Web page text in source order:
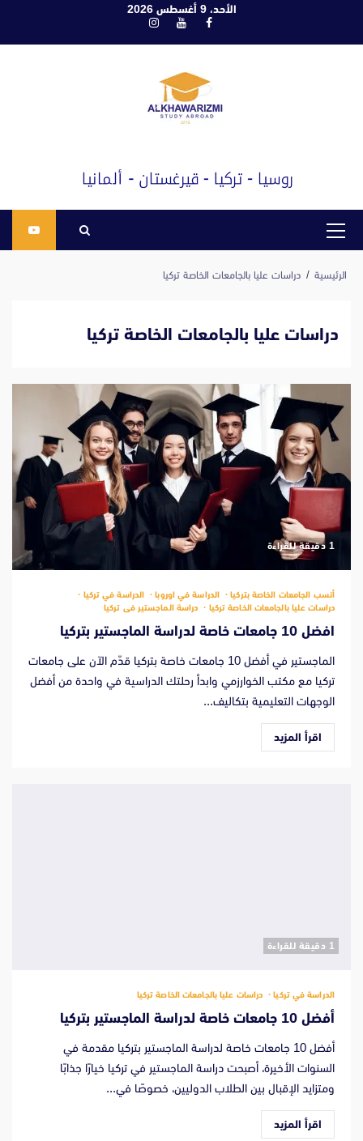
الأحد، 9 أغسطس 2026
فيسبوكيوتيوبانستغرام
القائمة
الرئيسية دراسات عليا بالجامعات الخاصة تركيا
دراسات عليا بالجامعات الخاصة تركيا
‫1 دقيقة للقراءة
أنسب الجامعات الخاصة بتركيا الدراسة في اوروبا
الدراسة في تركيا
دراسات عليا بالجامعات الخاصة تركيا
دراسة الماجستير فى تركيا
افضل 10 جامعات خاصة لدراسة الماجستير بتركيا
الماجستير في أفضل 10 جامعات خاصة بتركيا قدّم الآن على جامعات
تركيا مع مكتب الخوارزمي وابدأ رحلتك الدراسية في واحدة من أفضل
الوجهات التعليمية بتكاليف...
اقرأ المزيد
‫1 دقيقة للقراءة
الدراسة في تركيا دراسات عليا بالجامعات الخاصة تركيا
أفضل 10 جامعات خاصة لدراسة الماجستير بتركيا
أفضل 10 جامعات خاصة لدراسة الماجستير بتركيا مقدمة في
السنوات الأخيرة، أصبحت دراسة الماجستير في تركيا خيارًا جذابًا
ومتزايد الإقبال بين الطلاب الدوليين، خصوصًا في...
اقرأ المزيد